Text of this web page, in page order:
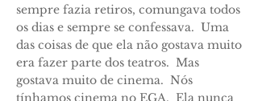
sempre fazia retiros, comungava todos
os dias e sempre se confessava. Uma
das coisas de que ela não gostava muito
era fazer parte dos teatros. Mas
gostava muito de cinema. Nós
tínhamos cinema no EGA. Ela nunca